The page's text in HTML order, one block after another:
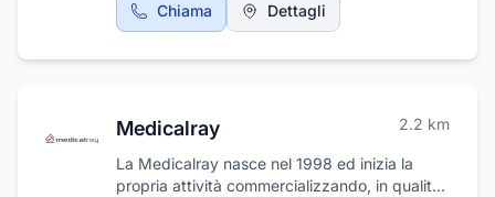
Chiama Dettagli
Medicalray 2.2 km
La Medicalray nasce nel 1998 ed inizia la
propria attività commercializzando, in qualità